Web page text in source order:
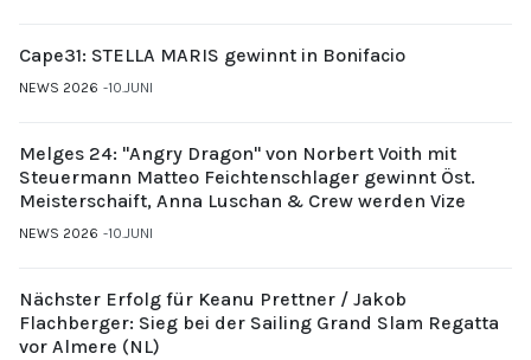
Cape31: STELLA MARIS gewinnt in Bonifacio
NEWS 2026 10.JUNI
Melges 24: "Angry Dragon" von Norbert Voith mit
Steuermann Matteo Feichtenschlager gewinnt Öst.
Meisterschaift, Anna Luschan & Crew werden Vize
NEWS 2026 10.JUNI
Nächster Erfolg für Keanu Prettner / Jakob
Flachberger: Sieg bei der Sailing Grand Slam Regatta
vor Almere (NL)